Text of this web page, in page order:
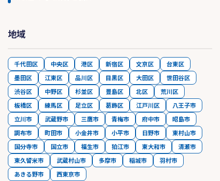
地域
千代田区 中央区 港区 新宿区 文京区
台東区
墨田区
江東区 品川区 目黒区 大田区
世田谷区
渋谷区
中野区 杉並区 豊島区 北区
荒川区
板橋区
練馬区 足立区 葛飾区 江戸川区
八王子市
立川市
武蔵野市 三鷹市 青梅市 府中市
昭島市
調布市
町田市 小金井市 小平市 日野市
東村山市
国分寺市
国立市 福生市 狛江市 東大和市
清瀬市
東久留米市
武蔵村山市 多摩市 稲城市
羽村市
あきる野市
西東京市